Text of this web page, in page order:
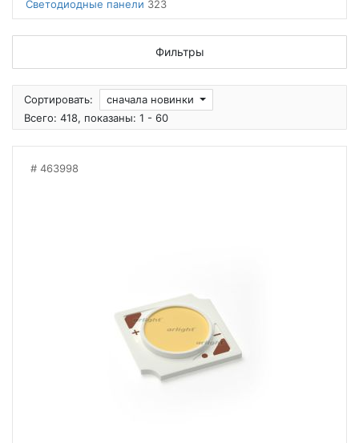
Светодиодные панели 323
Фильтры
Сортировать:
сначала новинки
Всего: 418, показаны: 1 - 60
463998